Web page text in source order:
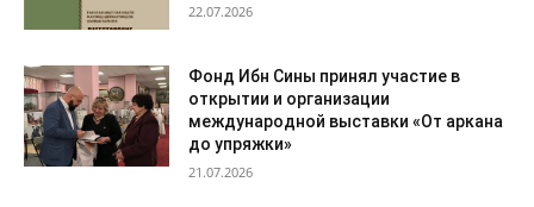
22.07.2026
Фонд Ибн Сины принял участие в
открытии и организации
международной выставки «От аркана
до упряжки»
21.07.2026